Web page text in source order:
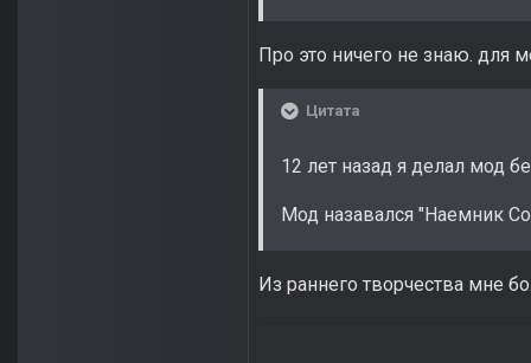
Про это ничего не знаю. для
Цитата
12 лет назад я делал мод
Мод назавался "Наемник
Из раннего творчества мне